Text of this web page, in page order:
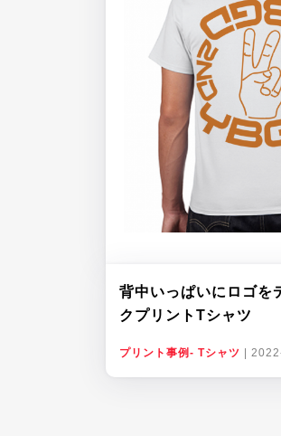
背中いっぱいにロゴを
クプリントTシャツ
プリント事例- Tシャツ